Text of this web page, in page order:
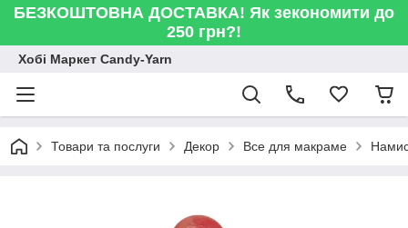
БЕЗКОШТОВНА ДОСТАВКА! Як зекономити до
250 грн?!
Хобі Маркет Candy-Yarn
Товари та послуги Декор Все для макраме